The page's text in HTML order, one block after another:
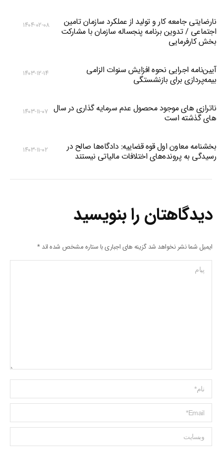
نارضایتی جامعه کار و تولید از عملکرد سازمان تامین
اجتماعی / تدوین برنامه پنجساله سازمان با مشارکت
بخش کارفرمایی
۱۴۰۴-۰۲-۰۸
آیین‌نامه اجرایی نحوه افزایش سنوات الزامی
بیمه‌پردازی برای بازنشستگی
۱۴۰۳-۱۲-۱۴
ناترازی های موجود محصول عدم سرمایه گذاری در سال
های گذشته است
۱۴۰۳-۱۱-۰۷
بخشنامه معاون اول قوه قضاییه: دادگاه‌‌ها صالح در
رسیدگی به پرونده‌های اختلافات مالیاتی نیستند
۱۴۰۳-۱۱-۰۲
دیدگاهتان را بنویسید
ایمیل شما نشر نخواهد شد گزینه های اجباری با ستاره مشخص شده اند*
پیام
Name *
ایمیل *
وبسایت